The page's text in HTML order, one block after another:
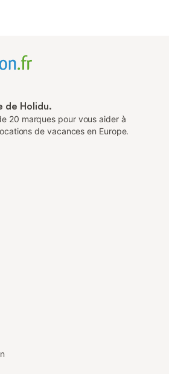
de Holidu.
20 marques pour vous aider à
de vacances en Europe.